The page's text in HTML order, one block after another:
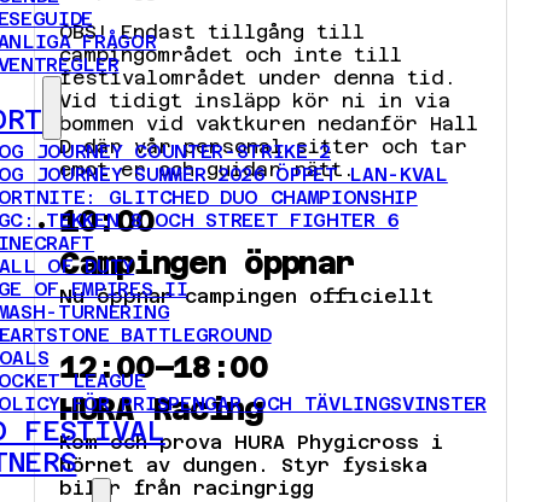
FRÅGOR
JOURNEY COUNTER-STRIKE 2
JOURNEY SUMMER 2026 ÖPPET LAN-KVAL
GLITCHED DUO CHAMPIONSHIP
TEKKEN 8 OCH STREET FIGHTER 6
OF DUTY
OF EMPIRES II
TURNERING
BATTLEGROUND
LEAGUE
FÖR PRISPENGAR OCH TÄVLINGSVINSTER
FESTIVAL
OBS! Endast tillgång till
campingområdet och inte till
festivalområdet under denna tid.
Vid tidigt insläpp kör ni in via
bommen vid vaktkuren nedanför Hall
D där vår personal sitter och tar
emot er och guidar rätt.
10:00
Campingen öppnar
Nu öppnar campingen officiellt
12:00–18:00
HURA Racing
Kom och prova HURA Phygicross i
hörnet av dungen. Styr fysiska
bilar från racingrigg